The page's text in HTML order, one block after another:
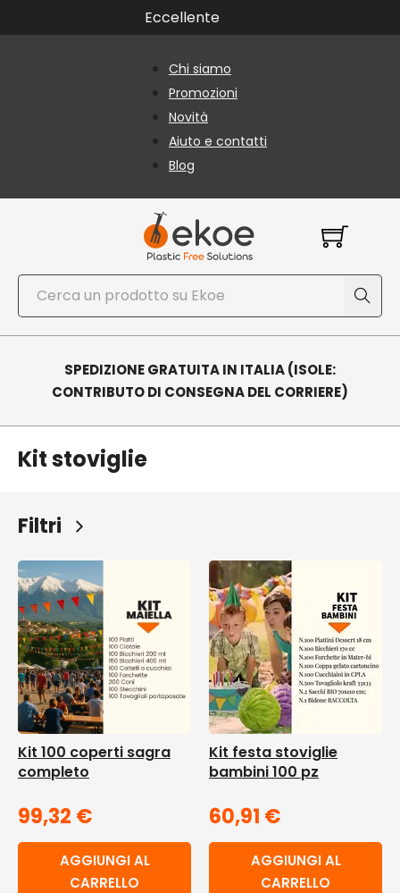
Vai al contenuto principale
Vai al piè di paginaEccellente
Chi siamo
Promozioni
Novità
Aiuto e contatti
Blog
Cerca
SPEDIZIONE GRATUITA IN ITALIA (ISOLE:
CONTRIBUTO DI CONSEGNA DEL CORRIERE)
Kit stoviglie
Filtri
Kit 100 coperti sagra
completo
99,32 €
AGGIUNGI AL
CARRELLO
Kit festa stoviglie
bambini 100 pz
60,91 €
AGGIUNGI AL
CARRELLO